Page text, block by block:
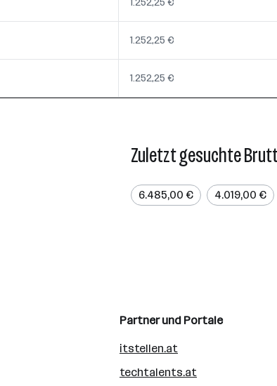
1.252,25 €
1.252,25 €
Zuletzt gesuchte
6.485,00 € 4.019,00 €
Partner und Portale
itstellen.at
techtalents.at